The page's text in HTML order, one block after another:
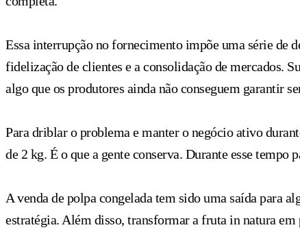
Essa interrupção no fornecimento impõe uma série de
fidelização de clientes e a consolidação de mercados.
algo que os produtores ainda não conseguem garantir
Para driblar o problema e manter o negócio ativo
de 2 kg. É o que a gente conserva. Durante esse tempo
A venda de polpa congelada tem sido uma saída para
estratégia. Além disso, transformar a fruta in natura